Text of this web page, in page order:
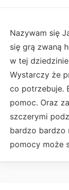
Nazywam się
się grą zwaną
w tej
Wystarczy że
co potrzebuje.
pomoc. Oraz
szczerymi
bardzo bardzo
pomocy może